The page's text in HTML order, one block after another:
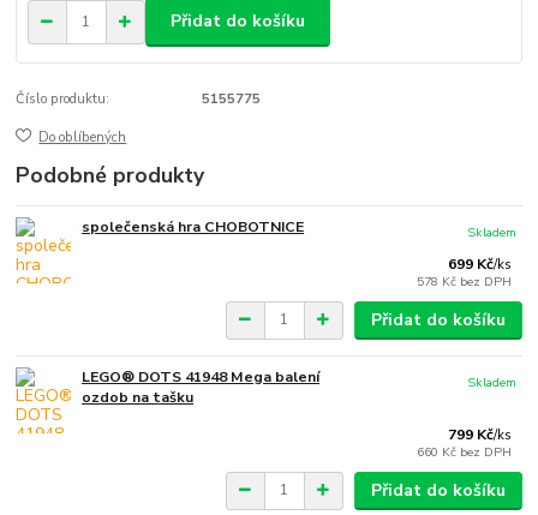
Přidat do košíku
Číslo produktu: 5155775
Do oblíbených
Podobné produkty
společenská hra CHOBOTNICE
699 Kč/ks
578 Kč bez DPH
Skladem
Přidat do košíku
LEGO® DOTS 41948 Mega balení
ozdob na tašku
799 Kč/ks
660 Kč bez DPH
Skladem
Přidat do košíku